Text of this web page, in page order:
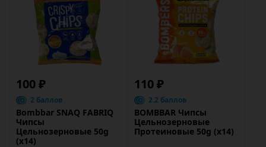
100 ₽
2 баллов
Bombbar SNAQ FABRIQ
Чипсы
Цельнозерновые 50g
(х14)
110 ₽
2.2 баллов
BOMBBAR Чипсы
Цельнозерновые
Протеиновые 50g (х14)